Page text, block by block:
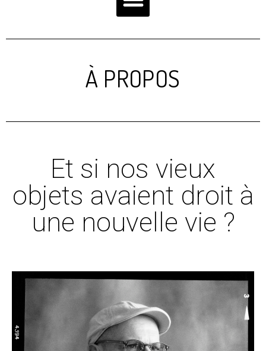
À PROPOS
Et si nos vieux
objets avaient droit à
une nouvelle vie ?